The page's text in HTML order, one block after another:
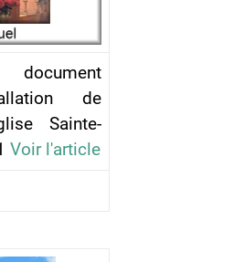
de
Sainte-
Voir l'article